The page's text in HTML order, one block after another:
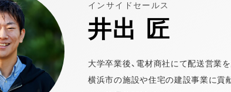
インサイドセールス
井出 匠
大学卒業後、電材商社にて配送営業
横浜市の施設や住宅の建設事業に貢献